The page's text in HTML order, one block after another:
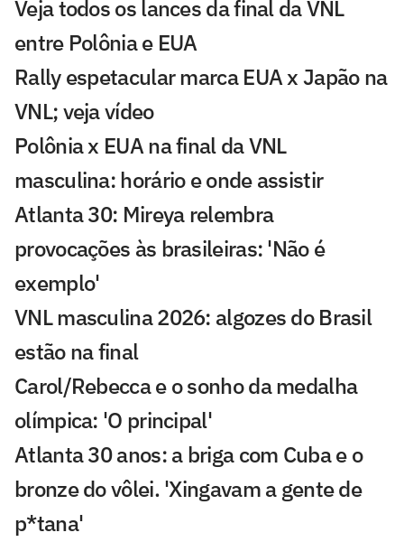
Veja todos os lances da final da VNL
entre Polônia e EUA
Rally espetacular marca EUA x Japão na
VNL; veja vídeo
Polônia x EUA na final da VNL
masculina: horário e onde assistir
Atlanta 30: Mireya relembra
provocações às brasileiras: 'Não é
exemplo'
VNL masculina 2026: algozes do Brasil
estão na final
Carol/Rebecca e o sonho da medalha
olímpica: 'O principal'
Atlanta 30 anos: a briga com Cuba e o
bronze do vôlei. 'Xingavam a gente de
p*tana'